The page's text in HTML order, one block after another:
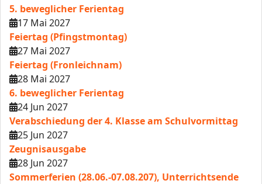
5. beweglicher Ferientag
17 Mai 2027
Feiertag (Pfingstmontag)
27 Mai 2027
Feiertag (Fronleichnam)
28 Mai 2027
6. beweglicher Ferientag
24 Jun 2027
Verabschiedung der 4. Klasse am Schulvormittag
25 Jun 2027
Zeugnisausgabe
28 Jun 2027
Sommerferien (28.06.-07.08.207), Unterrichtsende